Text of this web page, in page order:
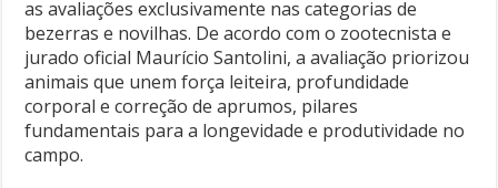
as avaliações exclusivamente nas categorias de
bezerras e novilhas. De acordo com o zootecnista e
jurado oficial Maurício Santolini, a avaliação priorizou
animais que unem força leiteira, profundidade
corporal e correção de aprumos, pilares
fundamentais para a longevidade e produtividade no
campo.